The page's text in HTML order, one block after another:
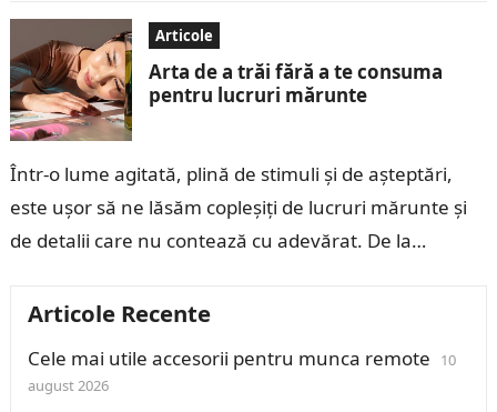
Articole
Arta de a trăi fără a te consuma
pentru lucruri mărunte
Într-o lume agitată, plină de stimuli și de așteptări,
este ușor să ne lăsăm copleșiți de lucruri mărunte și
de detalii care nu contează cu adevărat. De la…
Articole Recente
Cele mai utile accesorii pentru munca remote
10
august 2026